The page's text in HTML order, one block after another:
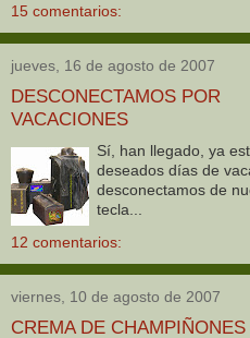
15 comentarios:
jueves, 16 de agosto de 2007
DESCONECTAMOS POR
VACACIONES
Sí, han llegado, ya
deseados días de
desconectamos de
tecla...
12 comentarios:
viernes, 10 de agosto de 2007
CREMA DE CHAMPIÑONES